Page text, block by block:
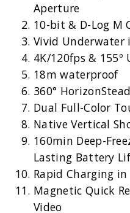
Aperture
10-bit & D-Log M
Vivid Underwater
4K/120fps & 155º
18m waterproof
360°
Dual Full-Color
Native Vertical
160min Deep-
Lasting Battery
Rapid Charging
Magnetic Quick
Video